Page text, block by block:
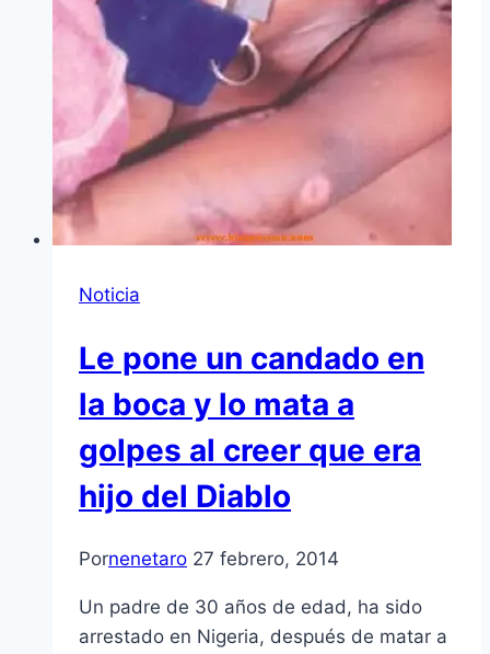
Noticia
Le pone un candado en
la boca y lo mata a
golpes al creer que era
hijo del Diablo
Pornenetaro 27 febrero, 2014
Un padre de 30 años de edad, ha sido
arrestado en Nigeria, después de matar a